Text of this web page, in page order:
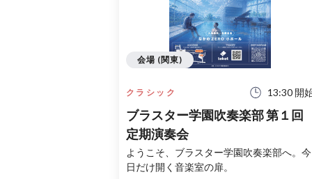
クラシック 13:30 開
ブラスター学園吹奏楽部 第１回
定期演奏会
ようこそ、ブラスター学園吹奏楽部へ。今
日だけ開く音楽室の扉。
会場 (関東)